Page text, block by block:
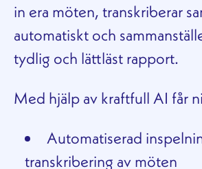
in era möten, transkriberar
automatiskt och
tydlig och lättläst rapport.
Med hjälp av kraftfull AI får
Automatiserad
transkribering av möten